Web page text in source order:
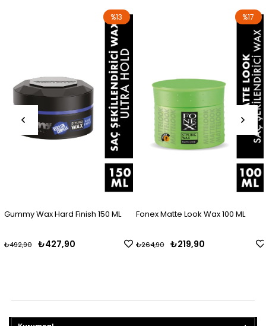
Gummy Wax Hard Finish 150 ML
₺427,90
₺492,90
%13
Fonex Matte Look Wax 100 ML
₺219,90
₺264,90
%17